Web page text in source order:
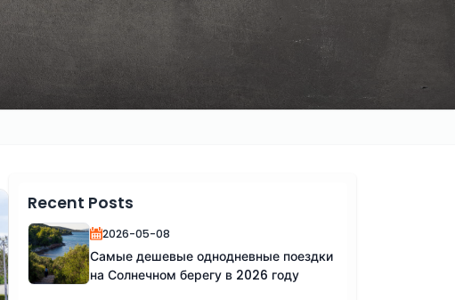
Recent Posts
2026-05-08
Самые дешевые однодневные поездки
на Солнечном берегу в 2026 году